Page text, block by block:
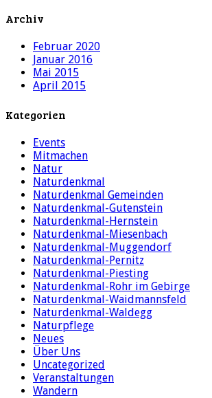
Archiv
Februar 2020
Januar 2016
Mai 2015
April 2015
Kategorien
Events
Mitmachen
Natur
Naturdenkmal
Naturdenkmal Gemeinden
Naturdenkmal-Gutenstein
Naturdenkmal-Hernstein
Naturdenkmal-Miesenbach
Naturdenkmal-Muggendorf
Naturdenkmal-Pernitz
Naturdenkmal-Piesting
Naturdenkmal-Rohr im Gebirge
Naturdenkmal-Waidmannsfeld
Naturdenkmal-Waldegg
Naturpflege
Neues
Über Uns
Uncategorized
Veranstaltungen
Wandern